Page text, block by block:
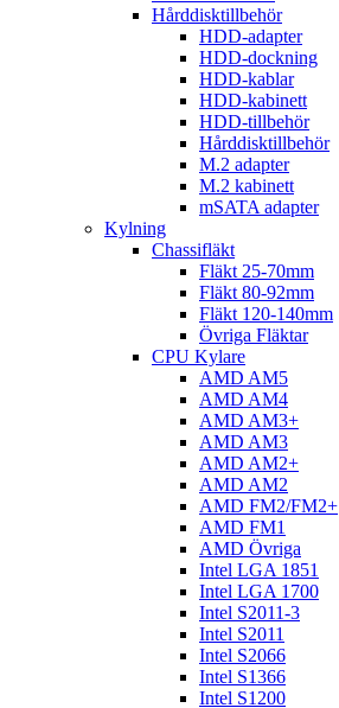
Hårddisktillbehör
HDD-adapter
HDD-dockning
HDD-kablar
HDD-kabinett
HDD-tillbehör
Hårddisktillbehör
M.2 adapter
M.2 kabinett
mSATA adapter
Kylning
Chassifläkt
Fläkt 25-70mm
Fläkt 80-92mm
Fläkt 120-140mm
Övriga Fläktar
CPU Kylare
AMD AM5
AMD AM4
AMD AM3+
AMD AM3
AMD AM2+
AMD AM2
AMD FM2/FM2+
AMD FM1
AMD Övriga
Intel LGA 1851
Intel LGA 1700
Intel S2011-3
Intel S2011
Intel S2066
Intel S1366
Intel S1200